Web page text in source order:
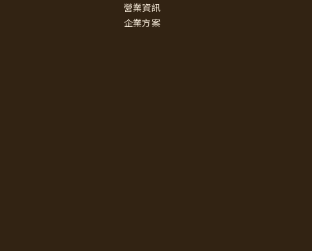
營業資訊
企業方案